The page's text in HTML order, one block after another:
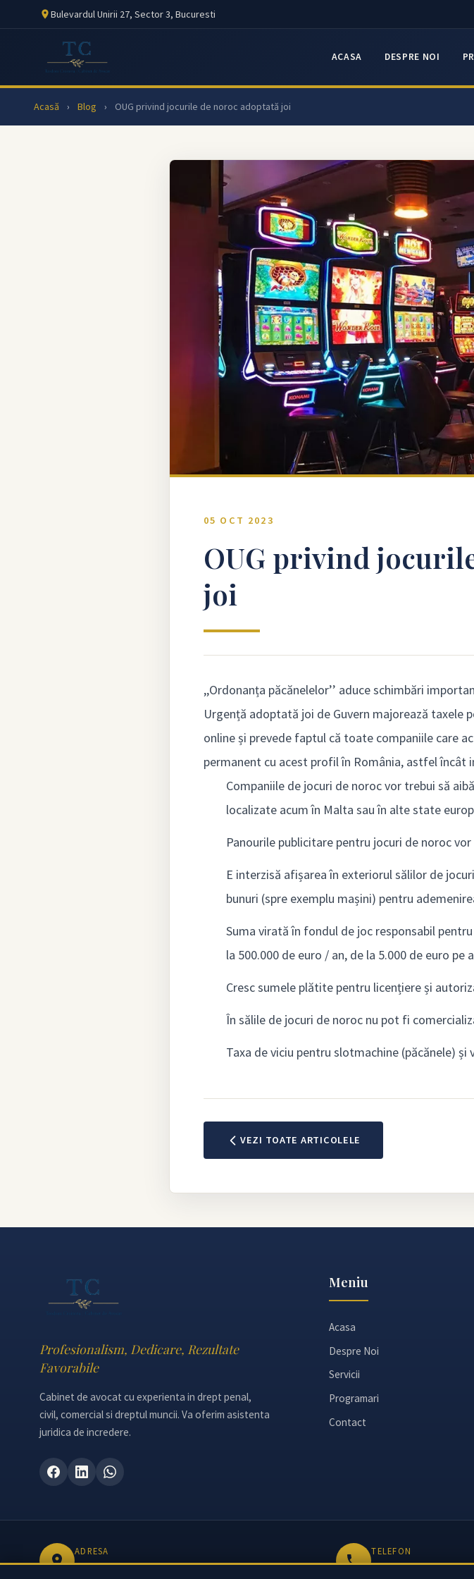
Bulevardul Unirii 27, Sector 3, Bucuresti
ACASA DESPRE NOI
Acasă › Blog › OUG privind jocurile de noroc adoptată joi
05 OCT 2023
OUG privind
joi
,,Ordonanța păcănelelor’’ aduce schimbări
Urgență adoptată joi de Guvern majorează taxele
online și prevede faptul că toate companiile care
permanent cu acest profil în România, astfel încât
Companiile de jocuri de noroc vor trebui să
localizate acum în Malta sau în alte state
Panourile publicitare pentru jocuri de noroc
E interzisă afișarea în exteriorul sălilor de
bunuri (spre exemplu mașini) pentru
Suma virată în fondul de joc responsabil
la 500.000 de euro / an, de la 5.000 de euro pe
Cresc sumele plătite pentru licențiere și
În sălile de jocuri de noroc nu pot fi
Taxa de viciu pentru slotmachine (păcănele)
VEZI TOATE ARTICOLELE
Profesionalism, Dedicare, Rezultate
Favorabile
Cabinet de avocat cu experienta in drept penal,
civil, comercial si dreptul muncii. Va oferim asistenta
juridica de incredere.
Meniu
Acasa
Despre Noi
Servicii
Programari
Contact
ADRESA
Bulevardul Unirii 27, Sector 3, Bucuresti
TELEFON
+40 763 060 050